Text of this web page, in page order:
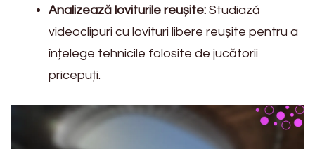
Analizează loviturile reușite: Studiază
videoclipuri cu lovituri libere reușite pentru a
înțelege tehnicile folosite de jucătorii
pricepuți.